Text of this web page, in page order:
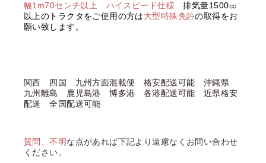
幅1m70センチ以上 ハイスピード仕様 排気量1500㏄
以上のトラクタをご使用の方は大型特殊免許の取得をお
願い致します。
関西 四国 九州方面混載便 格安配送可能 沖縄県
九州離島 鹿児島港 博多港 各港配送可能 近県格安
配送 全国配送可能
質問、不明な点があれば下記より遠慮なくお問い合わせ
ください。